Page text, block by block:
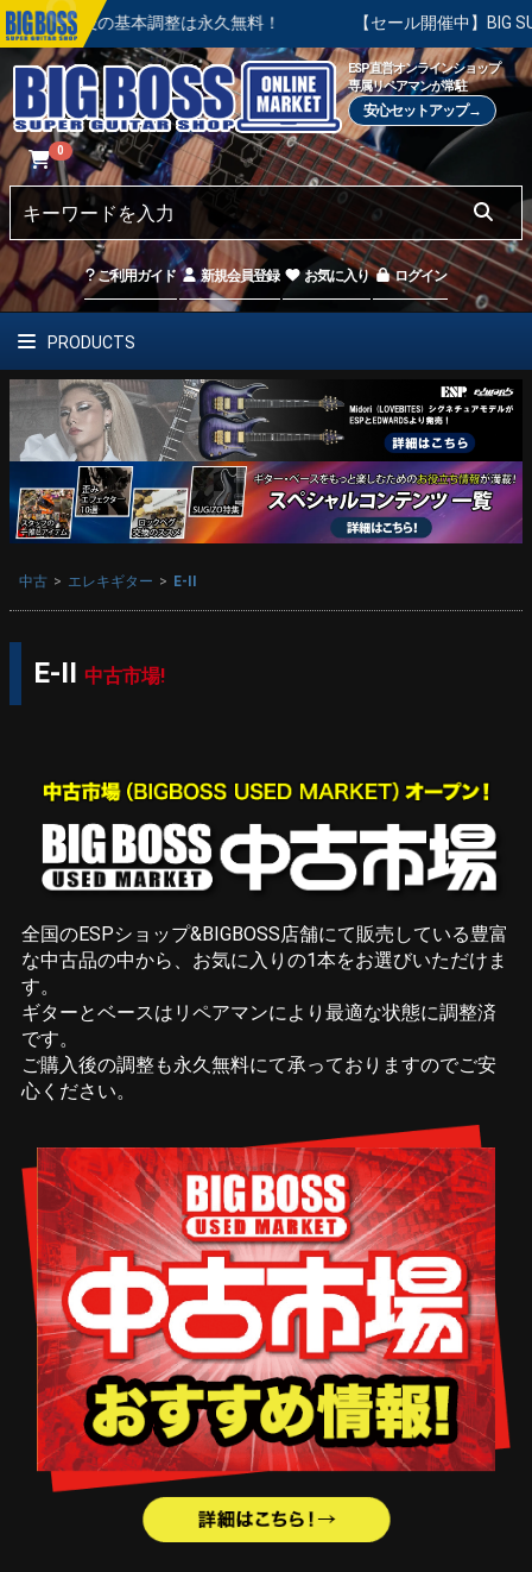
の基本調整は永久無料！ 【セール開催中】BIG SUMMER
ESP直営オンラインショップ
専属リペアマンが常駐
安心セットアップ→
0
ご利用ガイド 新規会員登録 お気に入り ログイン
PRODUCTS
中古 エレキギター E-II
E-II 中古市場!
全国のESPショップ&BIGBOSS店舗にて販売している豊富
な中古品の中から、お気に入りの1本をお選びいただけま
す。
ギターとベースはリペアマンにより最適な状態に調整済
です。
ご購入後の調整も永久無料にて承っておりますのでご安
心ください。